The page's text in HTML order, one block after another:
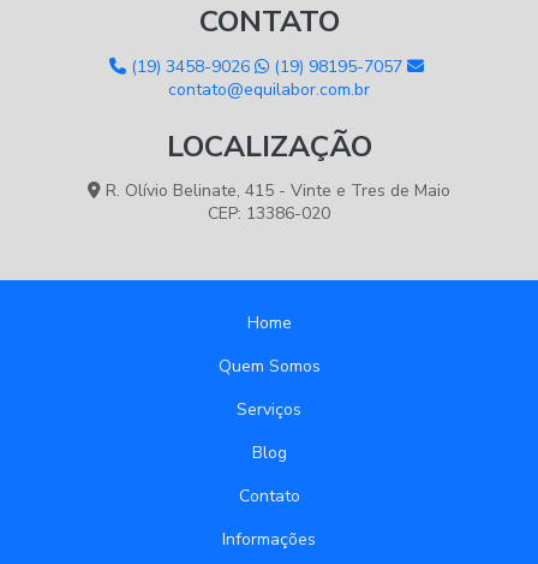
CONTATO
(19) 3458-9026
(19) 98195-7057
contato@equilabor.com.br
LOCALIZAÇÃO
R. Olívio Belinate, 415 - Vinte e Tres de Maio
CEP: 13386-020
Home
Quem Somos
Serviços
Blog
Contato
Informações